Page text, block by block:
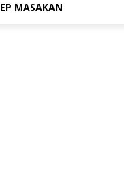
MASAKAN